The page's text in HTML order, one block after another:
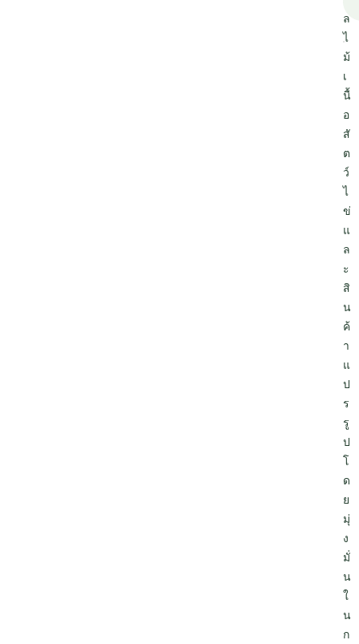
ล
ไ
ม้
เ
นื้
อ
สั
ต
ว์
ไ
ข่
แ
ล
ะ
สิ
น
ค้
า
แ
ป
ร
รู
ป
โ
ด
ย
มุ่
ง
มั่
น
ใ
น
ก